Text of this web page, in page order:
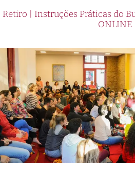
Retiro | Instruções Práticas do
ONLINE